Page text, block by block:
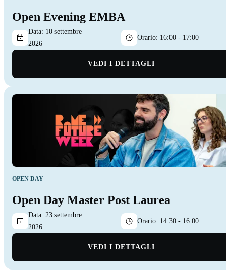
Open Evening EMBA
Data: 10 settembre
2026
Orario: 16:00 - 17:00
VEDI I DETTAGLI
OPEN DAY
Open Day Master Post Laurea
Data: 23 settembre
2026
Orario: 14:30 - 16:00
VEDI I DETTAGLI